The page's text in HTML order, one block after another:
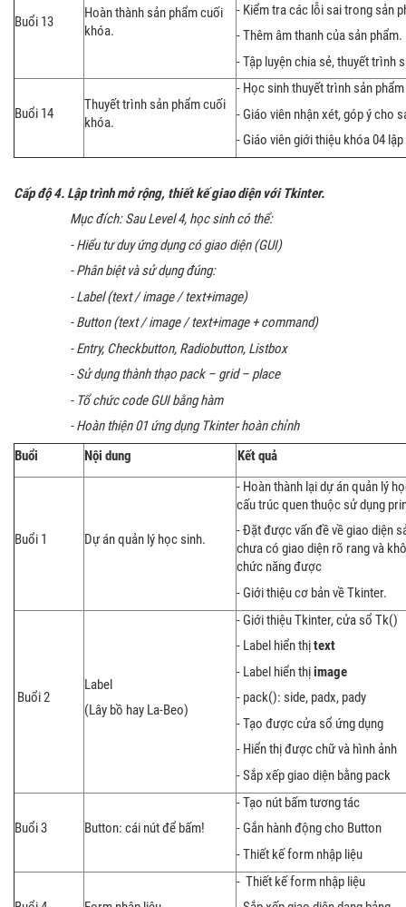
Buổi 13
Hoàn thành sản phẩm cuối
khóa.
- Kiểm tra các lỗi sai trong sản
- Thêm âm thanh của sản phẩm.
- Tập luyện chia sẻ, thuyết trình
Buổi 14
Thuyết trình sản phẩm cuối
khóa.
- Học sinh thuyết trình sản
- Giáo viên nhận xét, góp ý cho
- Giáo viên giới thiệu khóa 04
Cấp độ4. Lập trình mở rộng, thiết kế giao diện với Tkinter.
Mục đích: Sau Level 4, học sinh có thể:
- Hiểu tư duy ứng dụng có giao diện (GUI)
- Phân biệt và sử dụng đúng:
- Label (text / image / text+image)
- Button (text / image / text+image + command)
- Entry, Checkbutton, Radiobutton, Listbox
- Sử dụng thành thạo pack – grid – place
- Tổ chức code GUI bằng hàm
- Hoàn thiện 01 ứng dụng Tkinter hoàn chỉnh
Buổi
Nội dung Kết quả
Buổi 1 Dự án quản lý học sinh.
- Hoàn thành lại dự án quản lý
cấu trúc quen thuộc sử dụng
- Đặt được vấn đề về giao diện
chưa có giao diện rõ rang và
chức năng được
- Giới thiệu cơ bản về Tkinter.
Buổi 2
Label
(Lây bồ hay La-Beo)
- Giới thiệu Tkinter, cửa sổ Tk()
- Label hiển thịtext
- Label hiển thịimage
- pack(): side, padx, pady
- Tạo được cửa sổ ứng dụng
- Hiển thị được chữ và hình ảnh
- Sắp xếp giao diện bằng pack
Buổi 3 Button: cái nút để bấm!
- Tạo nút bấm tương tác
- Gắn hành động cho Button
- Thiết kế form nhập liệu
- Thiết kế form nhập liệu